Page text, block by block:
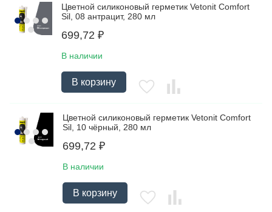
Цветной силиконовый герметик Vetonit Comfort
Sil, 08 антрацит, 280 мл
699,72 ₽
В наличии
В корзину
Цветной силиконовый герметик Vetonit Comfort
Sil, 10 чёрный, 280 мл
699,72 ₽
В наличии
В корзину